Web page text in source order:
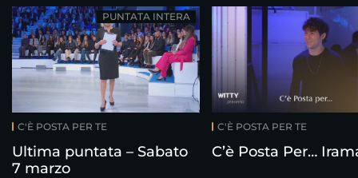
C'È POSTA PER TE
Ultima puntata – Sabato
7 marzo
PUNTATA INTERA
C'È POSTA PER TE
C’è Posta Per…